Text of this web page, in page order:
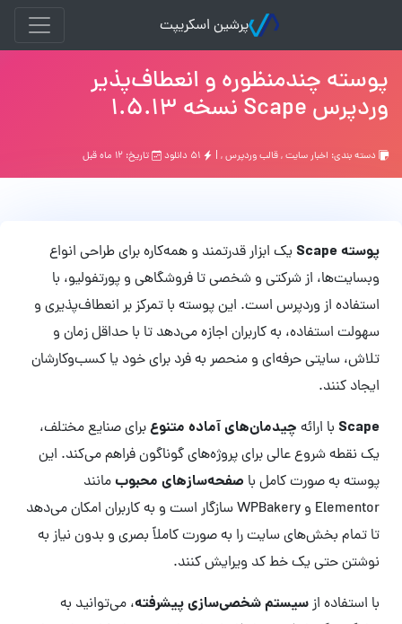
پرشین اسکریپت
پوسته چندمنظوره و انعطاف‌پذیر
وردپرس Scape نسخه 1.5.13
دسته بندی: اخبار سایت,قالب وردپرس, | تاریخ: ۱۲ ماه قبل
پوسته Scape
یک ابزار قدرتمند و همه‌کاره برای طراحی انواع
وبسایت‌ها، از شرکتی و شخصی تا فروشگاهی و پورتفولیو، با
استفاده از وردپرس است. این پوسته با تمرکز بر انعطاف‌پذیری و
سهولت استفاده، به کاربران اجازه می‌دهد تا با حداقل زمان و
تلاش، سایتی حرفه‌ای و منحصر به فرد برای خود یا کسب‌وکارشان
ایجاد کنند.
Scape با ارائه چیدمان‌های آماده متنوعبرای صنایع مختلف،
یک نقطه شروع عالی برای پروژه‌های گوناگون فراهم می‌کند. این
پوسته به صورت کامل با صفحه‌سازهای محبوبمانند
Elementor و WPBakery سازگار است و به کاربران امکان می‌دهد
تا تمام بخش‌های سایت را به صورت کاملاً بصری و بدون نیاز به
نوشتن حتی یک خط کد ویرایش کنند.
با استفاده ازسیستم شخصی‌سازی پیشرفته، می‌توانید به